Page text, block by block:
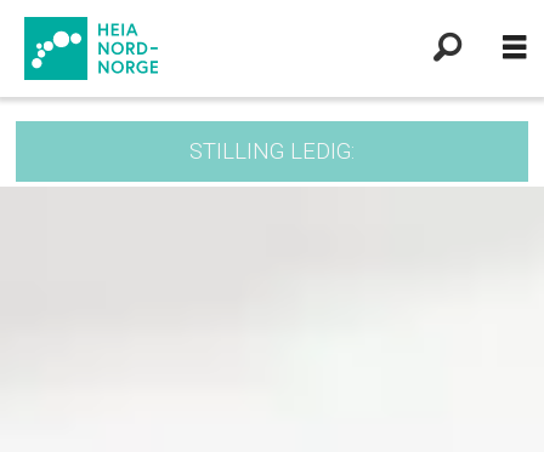
STILLING LEDIG: